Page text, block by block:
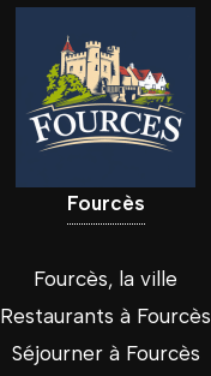
Fourcès
Fourcès, la ville
Restaurants à Fourcès
Séjourner à Fourcès